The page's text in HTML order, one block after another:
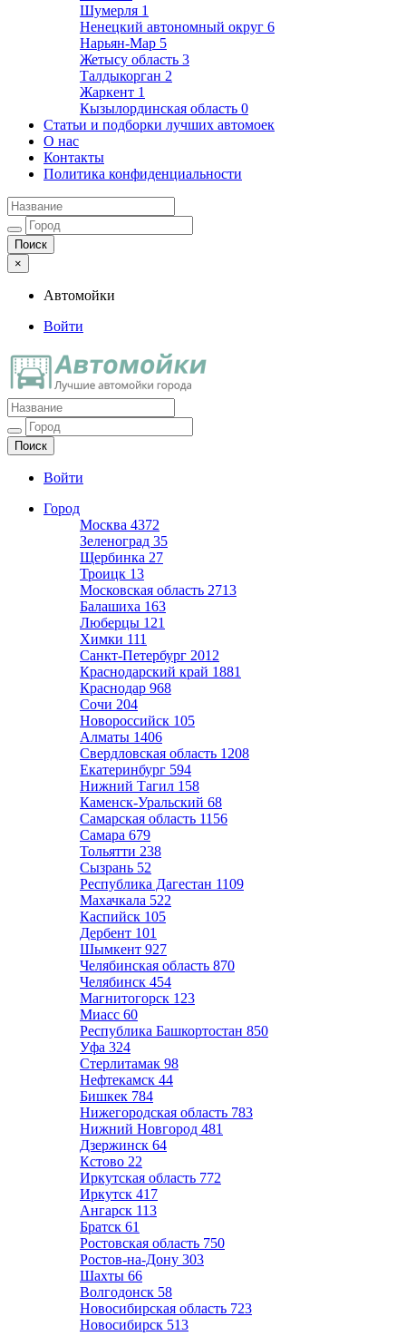
Шумерля 1
Ненецкий автономный округ 6
Нарьян-Мар 5
Жетысу область 3
Талдыкорган 2
Жаркент 1
Кызылординская область 0
Статьи и подборки лучших автомоек
О нас
Контакты
Политика конфиденциальности
×
Автомойки
Войти
Автомойки
Ещё один сайт на WordPress
Войти
Город
Москва 4372
Зеленоград 35
Щербинка 27
Троицк 13
Московская область 2713
Балашиха 163
Люберцы 121
Химки 111
Санкт-Петербург 2012
Краснодарский край 1881
Краснодар 968
Сочи 204
Новороссийск 105
Алматы 1406
Свердловская область 1208
Екатеринбург 594
Нижний Тагил 158
Каменск-Уральский 68
Самарская область 1156
Самара 679
Тольятти 238
Сызрань 52
Республика Дагестан 1109
Махачкала 522
Каспийск 105
Дербент 101
Шымкент 927
Челябинская область 870
Челябинск 454
Магнитогорск 123
Миасс 60
Республика Башкортостан 850
Уфа 324
Стерлитамак 98
Нефтекамск 44
Бишкек 784
Нижегородская область 783
Нижний Новгород 481
Дзержинск 64
Кстово 22
Иркутская область 772
Иркутск 417
Ангарск 113
Братск 61
Ростовская область 750
Ростов-на-Дону 303
Шахты 66
Волгодонск 58
Новосибирская область 723
Новосибирск 513